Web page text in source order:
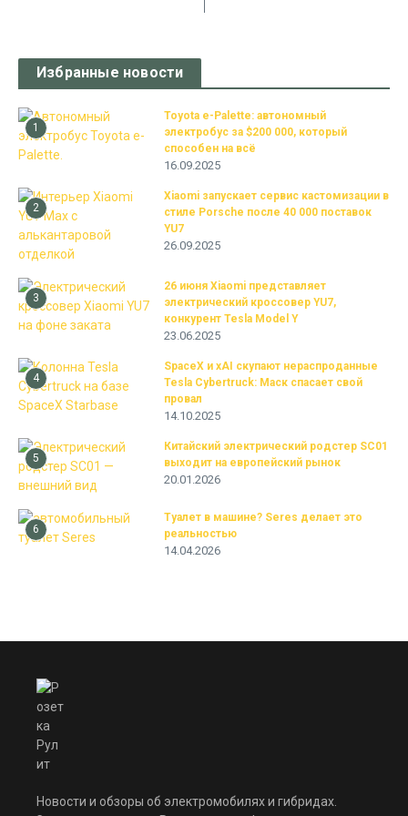
Избранные новости
1
Toyota e-Palette: автономный
электробус за $200 000, который
способен на всё
16.09.2025
2
Xiaomi запускает сервис кастомизации в
стиле Porsche после 40 000 поставок
YU7
26.09.2025
3
26 июня Xiaomi представляет
электрический кроссовер YU7,
конкурент Tesla Model Y
23.06.2025
4
SpaceX и xAI скупают нераспроданные
Tesla Cybertruck: Маск спасает свой
провал
14.10.2025
5
Китайский электрический родстер SC01
выходит на европейский рынок
20.01.2026
6
Туалет в машине? Seres делает это
реальностью
14.04.2026
Новости и обзоры об электромобилях и гибридах.